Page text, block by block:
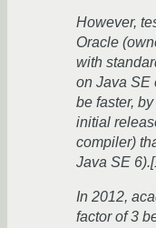
However,
Oracle
with
on Java SE
be faster,
initial
compiler)
Java SE
In 2012,
factor of 3